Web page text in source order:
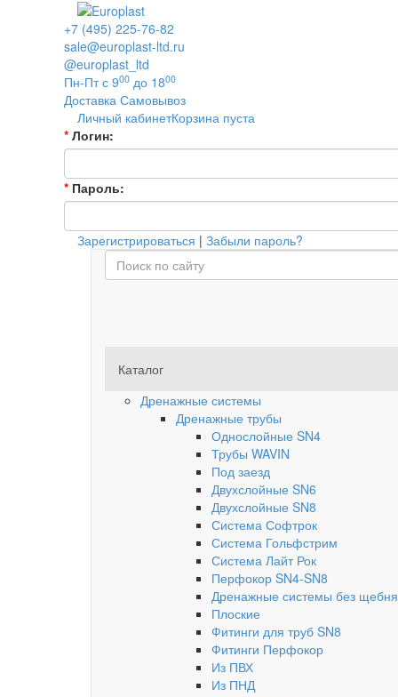
+7 (495) 225-76-82
sale@europlast-ltd.ru
@europlast_ltd
Пн-Пт с 900 до 1800
Доставка Самовывоз
Личный кабинетКорзина пуста
* Логин:
* Пароль:
Зарегистрироваться | Забыли пароль?
Каталог
Дренажные системы
Дренажные трубы
Однослойные SN4
Трубы WAVIN
Под заезд
Двухслойные SN6
Двухслойные SN8
Система Софтрок
Система Гольфстрим
Система Лайт Рок
Перфокор SN4-SN8
Дренажные системы без щебня
Плоские
Фитинги для труб SN8
Фитинги Перфокор
Из ПВХ
Из ПНД